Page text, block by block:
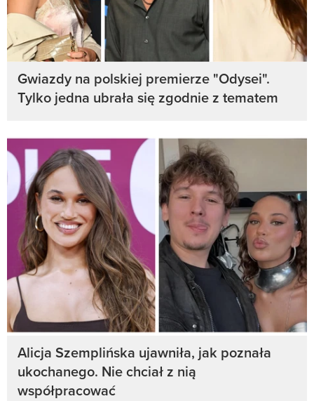
Gwiazdy na polskiej premierze "Odysei".
Tylko jedna ubrała się zgodnie z tematem
Alicja Szemplińska ujawniła, jak poznała
ukochanego. Nie chciał z nią
współpracować